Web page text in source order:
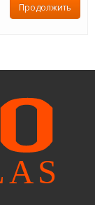
Продолжить